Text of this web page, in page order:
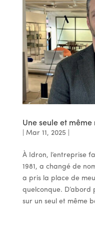
Une seule et
Mar 11, 2025
À Idron, l’entreprise
1981, a changé de
a pris la place de
quelconque. D’abord
sur un seul et même